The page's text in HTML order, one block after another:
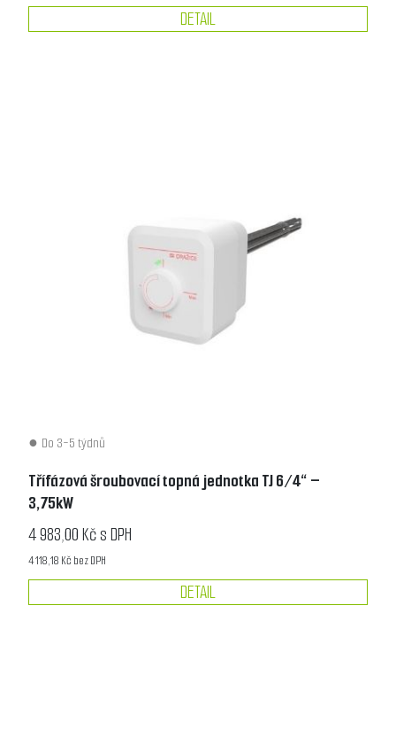
DETAIL
Do 3-5 týdnů
Třífázová šroubovací topná jednotka TJ 6/4“ –
3,75kW
4 983,00 Kč s DPH
4 118,18 Kč bez DPH
DETAIL